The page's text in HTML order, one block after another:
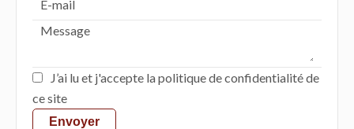
J’ai lu et j'accepte lapolitique de confidentialitéde
ce site
Envoyer